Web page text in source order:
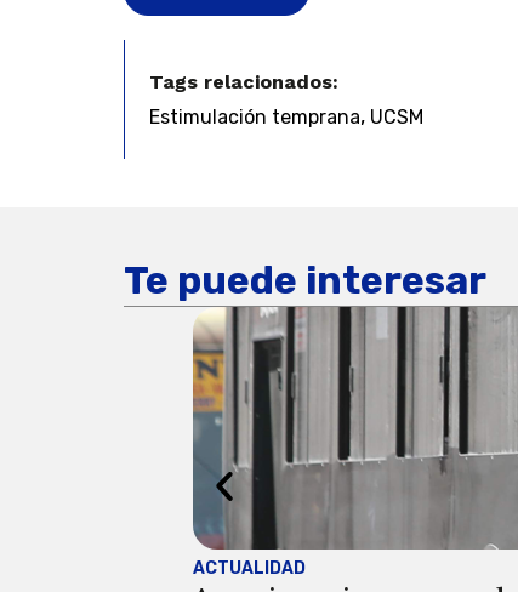
Tags relacionados:
Estimulación temprana, UCSM
Te puede interesar
ACTUALIDAD